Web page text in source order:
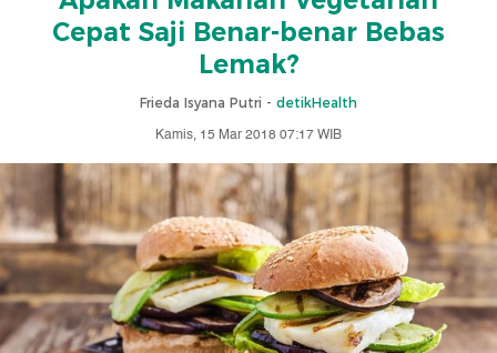
Cepat Saji Benar-benar Bebas
Lemak?
Frieda Isyana Putri - detikHealth
Kamis, 15 Mar 2018 07:17 WIB